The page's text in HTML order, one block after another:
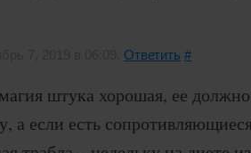
Ответить #
штука хорошая, ее
если есть